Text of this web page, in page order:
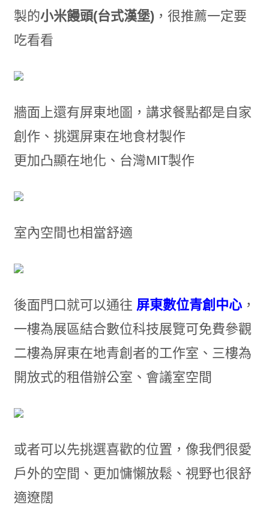
製的小米饅頭(台式漢堡)，很推薦一定要
吃看看
牆面上還有屏東地圖，講求餐點都是自家
創作、挑選屏東在地食材製作
更加凸顯在地化、台灣MIT製作
室內空間也相當舒適
後面門口就可以通往 屏東數位青創中心，
一樓為展區結合數位科技展覽可免費參觀
二樓為屏東在地青創者的工作室、三樓為
開放式的租借辦公室、會議室空間
或者可以先挑選喜歡的位置，像我們很愛
戶外的空間、更加慵懶放鬆、視野也很舒
適遼闊